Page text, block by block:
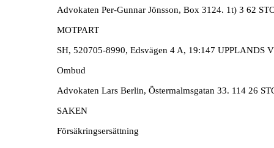
Advokaten Per-Gunnar Jönsson, Box 3124. 1t) 3 62
MOTPART
SH, 520705-8990, Edsvägen 4 A, 19:147 UPPLANDS
Ombud
Advokaten Lars Berlin, Östermalmsgatan 33. 114 26
SAKEN
Försäkringsersättning